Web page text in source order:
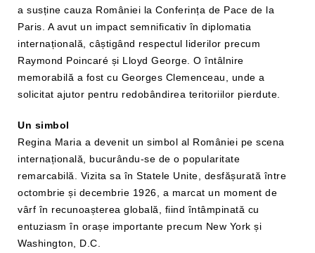
a susține cauza României la Conferința de Pace de la
Paris. A avut un impact semnificativ în diplomatia
internațională, câștigând respectul liderilor precum
Raymond Poincaré și Lloyd George. O întâlnire
memorabilă a fost cu Georges Clemenceau, unde a
solicitat ajutor pentru redobândirea teritoriilor pierdute.
Un simbol
Regina Maria a devenit un simbol al României pe scena
internațională, bucurându-se de o popularitate
remarcabilă. Vizita sa în Statele Unite, desfășurată între
octombrie și decembrie 1926, a marcat un moment de
vârf în recunoașterea globală, fiind întâmpinată cu
entuziasm în orașe importante precum New York și
Washington, D.C.